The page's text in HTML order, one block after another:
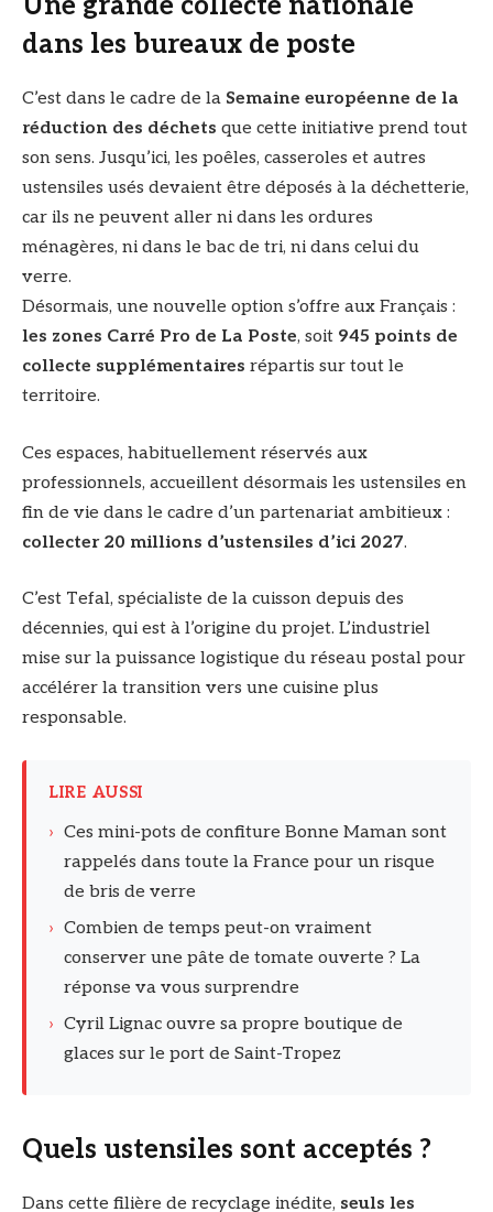
dans les bureaux de poste
C’est dans le cadre de la Semaine européenne de la
réduction des déchets que cette initiative prend tout
son sens. Jusqu’ici, les poêles, casseroles et autres
ustensiles usés devaient être déposés à la déchetterie,
car ils ne peuvent aller ni dans les ordures
ménagères, ni dans le bac de tri, ni dans celui du
verre.
Désormais, une nouvelle option s’offre aux Français :
les zones Carré Pro de La Poste, soit 945 points de
collecte supplémentaires répartis sur tout le
territoire.
Ces espaces, habituellement réservés aux
professionnels, accueillent désormais les ustensiles en
fin de vie dans le cadre d’un partenariat ambitieux :
collecter 20 millions d’ustensiles d’ici 2027.
C’est Tefal, spécialiste de la cuisson depuis des
décennies, qui est à l’origine du projet. L’industriel
mise sur la puissance logistique du réseau postal pour
accélérer la transition vers une cuisine plus
responsable.
LIRE AUSSI
› Ces mini-pots de confiture Bonne Maman sont
rappelés dans toute la France pour un risque
de bris de verre
› Combien de temps peut-on vraiment
conserver une pâte de tomate ouverte ? La
réponse va vous surprendre
› Cyril Lignac ouvre sa propre boutique de
glaces sur le port de Saint-Tropez
Quels ustensiles sont acceptés ?
Dans cette filière de recyclage inédite, seuls les